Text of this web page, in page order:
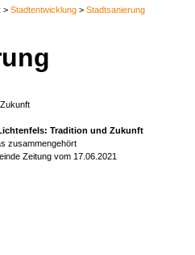
> Stadtentwicklung > Stadtsanierung
Tradition und Zukunft
zusammengehört
Zeitung vom 17.06.2021